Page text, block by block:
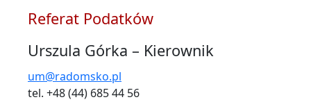
Referat Podatków
Urszula Górka – Kierownik
um@radomsko.pl
tel. +48 (44) 685 44 56